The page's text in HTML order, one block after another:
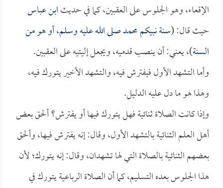
الإقعاء، وهو الجلوس على العقبين، كما في حديثابن عباس
حيث قال: (سنة نبيكم محمد صلى الله عليه وسلم، أو هو من
السنة)، يعني: أن ينصب قدميه، ويجعل إليتيه على العقبين.
وأما التشهد الأول فيفترش فيه، والتشهد الأخير يتورك فيه،
وهذا هو ما دل عليه الدليل.
وإذا كانت الصلاة ثنائية فهل يتورك فيها أو يفترش؟ ألحق بعض
أهل العلم الثنائية بالتشهد الأول، وقال: إنه يفترش فيها، وألحق
بعضهم الثنائية بالصلاة التي لها تشهدان، وقال: إنه يتورك؛ لأن
هذا الجلوس بعده التسليم، كما أن الصلاة الرباعية يتورك في